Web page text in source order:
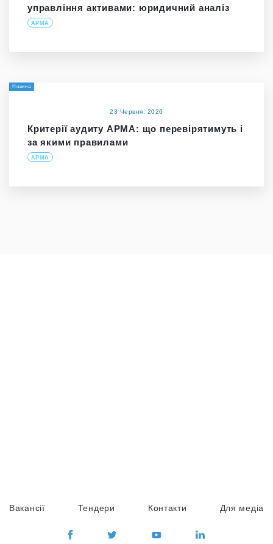
управління активами: юридичний аналіз
АРМА
Новина
23 Червня, 2026
Критерії аудиту АРМА: що перевірятимуть і
за якими правилами
АРМА
Вакансії Тендери Контакти Для медіа